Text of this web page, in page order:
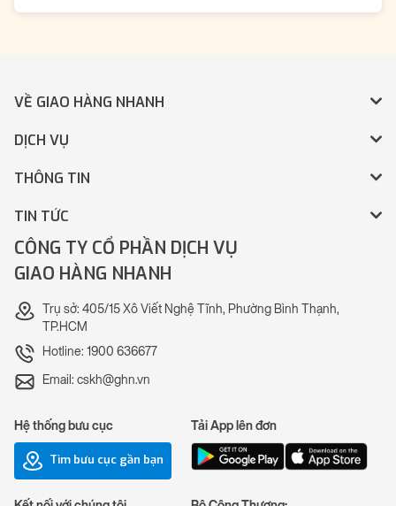
VỀ GIAO HÀNG NHANH
DỊCH VỤ
THÔNG TIN
TIN TỨC
CÔNG TY CỔ PHẦN DỊCH VỤ
GIAO HÀNG NHANH
Trụ sở: 405/15 Xô Viết Nghệ Tĩnh, Phường Bình Thạnh,
TP.HCM
Hotline: 1900 636677
Email: cskh@ghn.vn
Hệ thống bưu cục
Tìm bưu cục gần bạn
Tải App lên đơn